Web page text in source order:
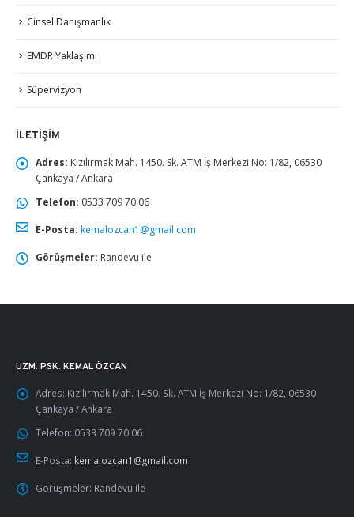
Cinsel Danışmanlık
EMDR Yaklaşımı
Süpervizyon
İLETIŞIM
Adres: Kızılırmak Mah. 1450. Sk. ATM İş Merkezi No: 1/82, 06530
Çankaya / Ankara
Telefon: 0533 709 70 06
E-Posta: kemalozcan1@gmail.com
Görüşmeler: Randevu ile
UZM. PSK. KEMAL ÖZCAN
Adres: Kızılırmak Mah. 1450. Sk. ATM İş Merkezi No: 1/82, 06530
Çankaya / Ankara
Telefon: 0533 709 70 06
E-Posta: kemalozcan1@gmail.com
Görüşmeler: Randevu ile